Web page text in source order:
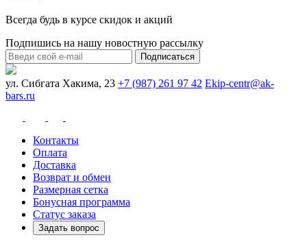
Всегда будь в курсе скидок и акций
Подпишись на нашу новостную рассылку
Подписаться
ул. Сибгата Хакима, 23 +7 (987) 261 97 42 Ekip-centr@ak-
bars.ru
Контакты
Оплата
Доставка
Возврат и обмен
Размерная сетка
Бонусная программа
Статус заказа
Задать вопрос